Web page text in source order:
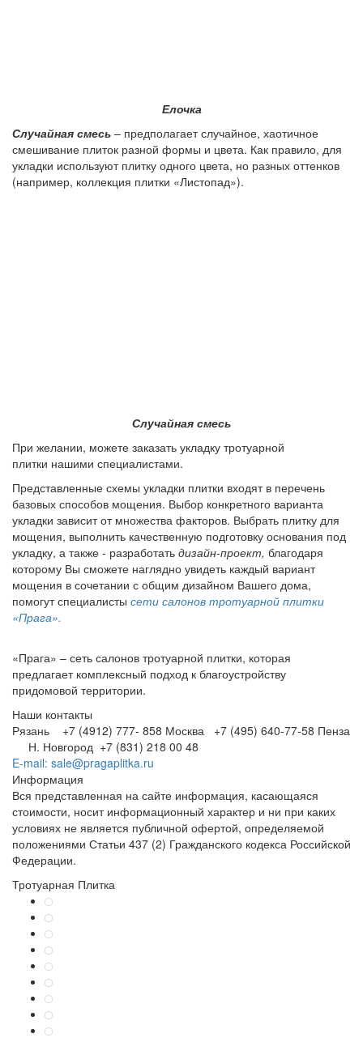
Елочка
Случайная смесь – предполагает случайное, хаотичное
смешивание плиток разной формы и цвета. Как правило, для
укладки используют плитку одного цвета, но разных оттенков
(например, коллекция плитки «Листопад»).
Случайная смесь
При желании, можете заказать укладку тротуарной
плитки нашими специалистами.
Представленные схемы укладки плитки входят в перечень
базовых способов мощения. Выбор конкретного варианта
укладки зависит от множества факторов. Выбрать плитку для
мощения, выполнить качественную подготовку основания под
укладку, а также - разработать дизайн-проект, благодаря
которому Вы сможете наглядно увидеть каждый вариант
мощения в сочетании с общим дизайном Вашего дома,
помогут специалисты сети салонов тротуарной плитки
«Прага».
«Прага» – сеть салонов тротуарной плитки, которая
предлагает комплексный подход к благоустройству
придомовой территории.
Наши контакты
Рязань +7 (4912) 777- 858 Москва +7 (495) 640-77-58 Пенза
Н. Новгород +7 (831) 218 00 48
E-mail: sale@pragaplitka.ru
Информация
Вся представленная на сайте информация, касающаяся
стоимости, носит информационный характер и ни при каких
условиях не является публичной офертой, определяемой
положениями Статьи 437 (2) Гражданского кодекса Российской
Федерации.
Тротуарная Плитка